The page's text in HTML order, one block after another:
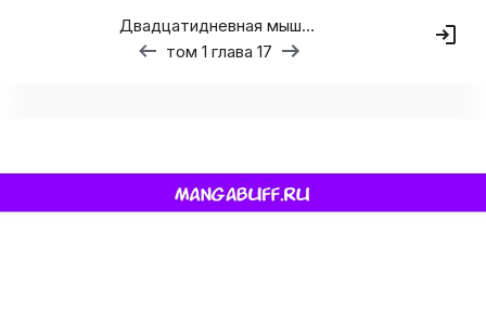
Двадцатидневная мышь кусает дракона за хвост
том 1 глава 17